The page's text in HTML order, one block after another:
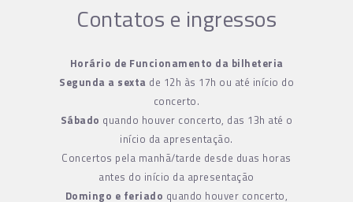
Contatos e ingressos
Horário de Funcionamento da bilheteria
Segunda a sexta de 12h às 17h ou até início do
concerto.
Sábado quando houver concerto, das 13h até o
início da apresentação.
Concertos pela manhã/tarde desde duas horas
antes do início da apresentação
Domingo e feriado quando houver concerto,